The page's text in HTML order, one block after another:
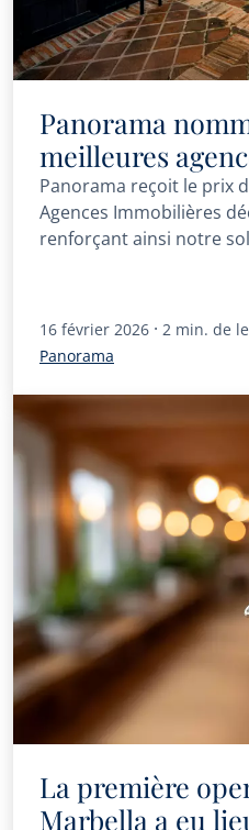
Panorama
meilleures
par Bellevue
Panorama reçoit le prix
Agences Immobilières
renforçant ainsi notre
d’expertise et
16 février 2026 · 2 min. de
Panorama
La première
Marbella a eu